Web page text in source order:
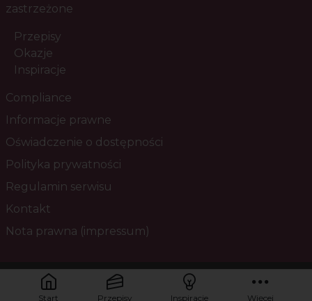
Start Przepisy Inspiracje Więcej
zastrzeżone
Przepisy
Okazje
Inspiracje
Compliance
Informacje prawne
Oświadczenie o dostępności
Polityka prywatności
Regulamin serwisu
Kontakt
Nota prawna (impressum)
Masz pytania? Skontaktuj się z nami!